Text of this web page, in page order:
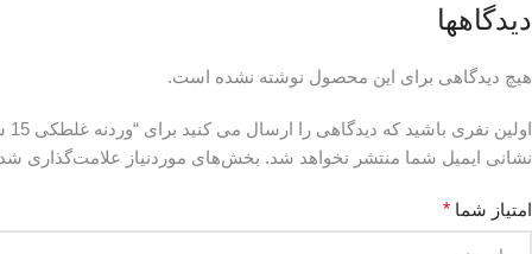
دیدگاهها
هیچ دیدگاهی برای این محصول نوشته نشده است.
اولین نفری باشید که دیدگاهی را ارسال می کنید برای “وردنه غلطکی 15 سانت اعلاء”
نشانی ایمیل شما منتشر نخواهد شد. بخش‌های موردنیاز علامت‌گذاری
امتیاز شما *